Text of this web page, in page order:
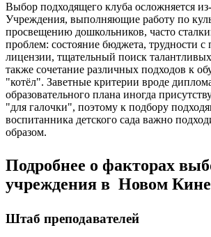
Выбор подходящего клуба осложняется
Учреждения, выполняющие работу по
просвещению дошкольников, часто
проблем: состояние бюджета, трудности с
лицензии, тщательный поиск
также сочетание различных подходов к
"котёл". Заветные критерии вроде
образовательного плана иногда
"для галочки", поэтому к подбору
воспитанника детского сада важно
образом.
Подробнее о факторах
учреждения в Новом
Штаб преподавателей